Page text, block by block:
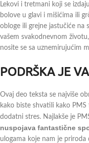
Lekovi i tretmani koji se
bolove u glavi i mišićima ili
obloge ili grejne jastučiće na
vašem svakodnevnom
nosite se sa uznemirujućim
PODRŠKA JE
Ovaj deo teksta se najviše
kako biste shvatili kako
dodatni stres. Najlakše je
nuspojava fantastične
ulogama koje nam je priroda